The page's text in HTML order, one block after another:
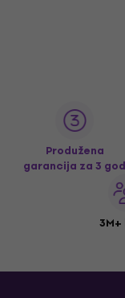
Produžena
garancija za 3 god